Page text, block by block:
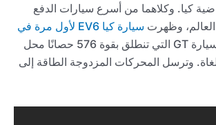
كيا. وكلاهما من أسرع سيارات الدفع
سيارة كيا EV6 لأول مرة في
، لتحل سيارة GT التي تنطلق بقوة 576 حصانًا محل
وترسل المحركات المزدوجة الطاقة إلى